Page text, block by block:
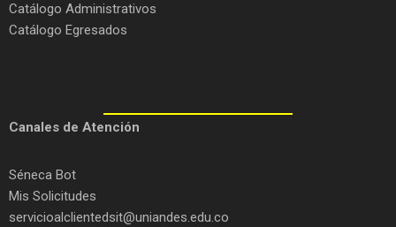
Catálogo Administrativos
Catálogo Egresados
Canales de Atención
Séneca Bot
Mis Solicitudes
servicioalclientedsit@uniandes.edu.co